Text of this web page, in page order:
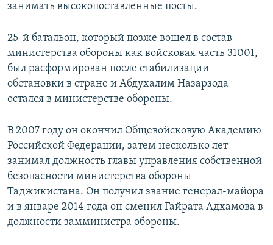
занимать высокопоставленные посты.
25-й батальон, который позже вошел в состав
министерства обороны как войсковая часть 31001,
был расформирован после стабилизации
обстановки в стране и Абдухалим Назарзода
остался в министерстве обороны.
В 2007 году он окончил Общевойсковую Академию
Российской Федерации, затем несколько лет
занимал должность главы управления собственной
безопасности министерства обороны
Таджикистана. Он получил звание генерал-майора
и в январе 2014 года он сменил Гайрата Адхамова в
должности замминистра обороны.